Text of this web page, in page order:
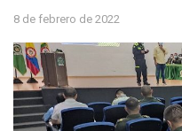
8 de febrero de 2022